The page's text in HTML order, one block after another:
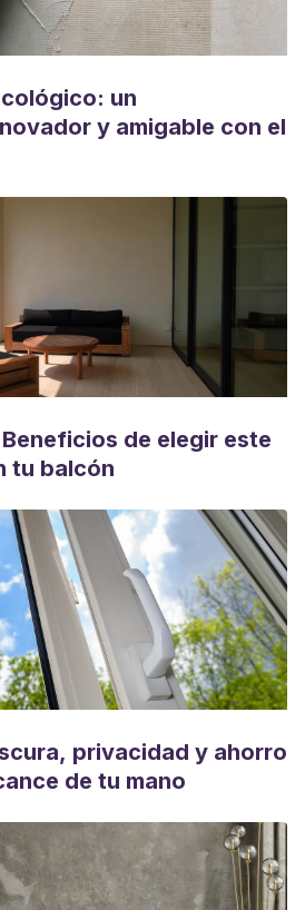
un
y amigable con el
Beneficios de elegir este
tu balcón
privacidad y ahorro
de tu mano